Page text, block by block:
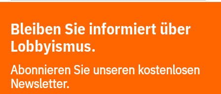
Bleiben Sie informiert über
Lobbyismus.
Abonnieren Sie unseren kostenlosen
Newsletter.